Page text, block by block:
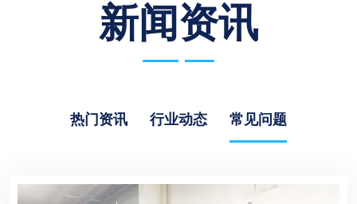
新闻资讯
热门资讯 行业动态 常见问题